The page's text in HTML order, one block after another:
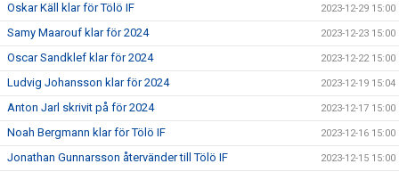
Oskar Käll klar för Tölö IF 2023-12-29 15:00
Samy Maarouf klar för 2024 2023-12-23 15:00
Oscar Sandklef klar för 2024 2023-12-22 15:00
Ludvig Johansson klar för 2024 2023-12-19 15:04
Anton Jarl skrivit på för 2024 2023-12-17 15:00
Noah Bergmann klar för Tölö IF 2023-12-16 15:00
Jonathan Gunnarsson återvänder till Tölö IF 2023-12-15 15:00